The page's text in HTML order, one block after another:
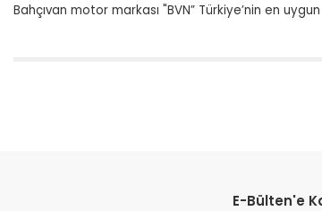
Bahçıvan motor markası "BVN” Türkiye’nin en
E-Bülten'e